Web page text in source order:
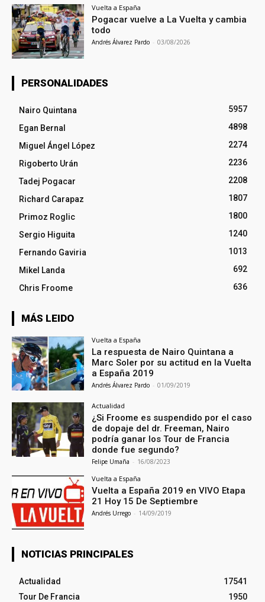
Vuelta a España
Pogacar vuelve a La Vuelta y cambia
todo
Andrés Álvarez Pardo - 03/08/2026
PERSONALIDADES
Nairo Quintana
5957
Egan Bernal
4898
Miguel Ángel López
2274
Rigoberto Urán
2236
Tadej Pogacar
2208
Richard Carapaz
1807
Primoz Roglic
1800
Sergio Higuita
1240
Fernando Gaviria
1013
Mikel Landa
692
Chris Froome
636
MÁS LEIDO
Vuelta a España
La respuesta de Nairo Quintana a
Marc Soler por su actitud en la Vuelta
a España 2019
Andrés Álvarez Pardo - 01/09/2019
Actualidad
¿Si Froome es suspendido por el caso
de dopaje del dr. Freeman, Nairo
podría ganar los Tour de Francia
donde fue segundo?
Felipe Umaña - 16/08/2023
Vuelta a España
Vuelta a España 2019 en VIVO Etapa
21 Hoy 15 De Septiembre
Andrés Urrego - 14/09/2019
NOTICIAS PRINCIPALES
Actualidad
17541
Tour De Francia
1950